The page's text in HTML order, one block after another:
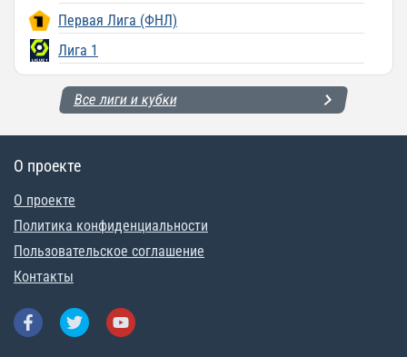
Первая Лига (ФНЛ)
Лига 1
Все лиги и кубки
О проекте
О проекте
Политика конфиденциальности
Пользовательское соглашение
Контакты